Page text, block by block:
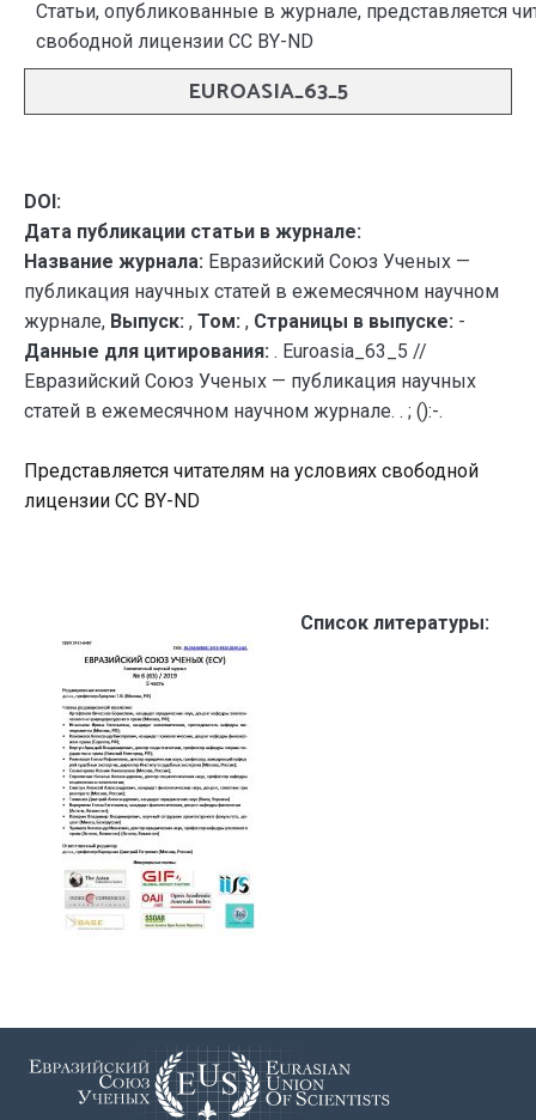
Статьи, опубликованные в журнале, представляется
свободной лицензии CC BY-ND
EUROASIA_63_5
DOI:
Дата публикации статьи в журнале:
Название журнала: Евразийский Союз Ученых —
публикация научных статей в ежемесячном научном
журнале, Выпуск: , Том: , Страницы в выпуске: -
Данные для цитирования: . Euroasia_63_5 //
Евразийский Союз Ученых — публикация научных
статей в ежемесячном научном журнале. . ; ():-.
Представляется читателям на условиях свободной
лицензии CC BY-ND
Список литературы: